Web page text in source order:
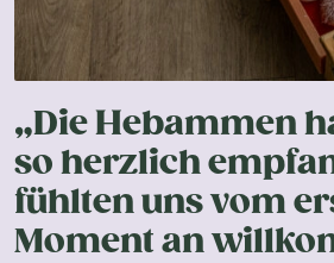
„Die Hebammen
so herzlich
fühlten uns vom
Moment an